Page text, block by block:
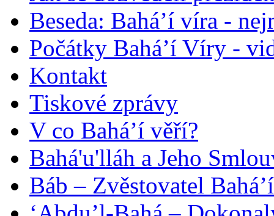
Beseda: Bahá’í víra -
Počátky Bahá’í Víry -
Kontakt
Tiskové zprávy
V co Bahá’í věří?
Bahá'u'lláh a Jeho
Báb – Zvěstovatel